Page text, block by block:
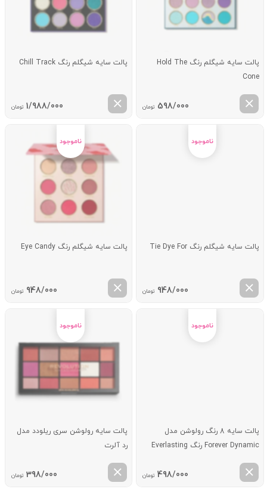
پالت سایه شیگلم رنگ Hold The
Cone
598/000 تومان
پالت سایه شیگلم رنگ Chill Track
1/988/000 تومان
پالت سایه شیگلم رنگ Tie Dye For
948/000 تومان
پالت سایه شیگلم رنگ Eye Candy
948/000 تومان
پالت سایه 8 رنگ رولوشن مدل
Forever Dynamic رنگ Everlasting
498/000 تومان
پالت سایه رولوشن سری ریلودد مدل
رد آلرت
398/000 تومان